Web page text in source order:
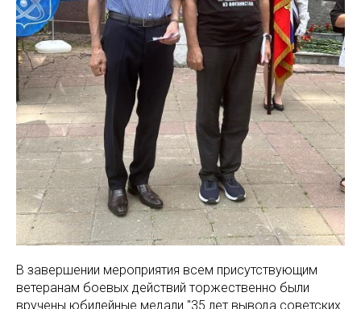
В завершении мероприятия всем присутствующим
ветеранам боевых действий торжественно были
вручены юбилейные медали "35 лет вывода советских